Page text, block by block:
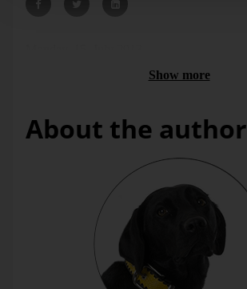
Show more
About the author